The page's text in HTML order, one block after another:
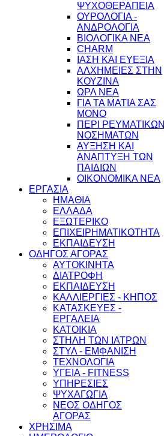
ΨΥΧΟΘΕΡΑΠΕΙΑ
ΟΥΡΟΛΟΓΙΑ -
ΑΝΔΡΟΛΟΓΙΑ
ΒΙΟΛΟΓΙΚΑ ΝΕΑ
CHARM
ΙΑΣΗ ΚΑΙ ΕΥΕΞΙΑ
ΑΛΧΗΜΕΙΕΣ ΣΤΗΝ
ΚΟΥΖΙΝΑ
ΩΡΛ ΝEA
ΓΙΑ ΤΑ ΜΑΤΙΑ ΣΑΣ
ΜΟΝΟ
ΠΕΡΙ ΡΕΥΜΑΤΙΚΩΝ
ΝΟΣΗΜΑΤΩΝ
ΑΥΞΗΣΗ ΚΑΙ
ΑΝΑΠΤΥΞΗ ΤΩΝ
ΠΑΙΔΙΩΝ
ΟΙΚΟΝΟΜΙΚΑ ΝΕΑ
ΕΡΓΑΣΙΑ
ΗΜΑΘΙΑ
ΕΛΛΑΔΑ
ΕΞΩΤΕΡΙΚΟ
ΕΠΙΧΕΙΡΗΜΑΤΙΚΟΤΗΤΑ
ΕΚΠΑΙΔΕΥΣΗ
ΟΔΗΓΟΣ ΑΓΟΡΑΣ
ΑΥΤΟΚΙΝΗΤΑ
ΔΙΑΤΡΟΦΗ
ΕΚΠΑΙΔΕΥΣΗ
ΚΑΛΛΙΕΡΓΙΕΣ - ΚΗΠΟΣ
ΚΑΤΑΣΚΕΥΕΣ -
ΕΡΓΑΛΕΙΑ
ΚΑΤΟΙΚΙΑ
ΣΤΗΛΗ ΤΩΝ ΙΑΤΡΩΝ
ΣΤΥΛ - ΕΜΦΑΝΙΣΗ
ΤΕΧΝΟΛΟΓΙΑ
ΥΓΕΙΑ - FITNESS
ΥΠΗΡΕΣΙΕΣ
ΨΥΧΑΓΩΓΙΑ
ΝΕΟΣ ΟΔΗΓΟΣ
ΑΓΟΡΑΣ
ΧΡΗΣΙΜΑ